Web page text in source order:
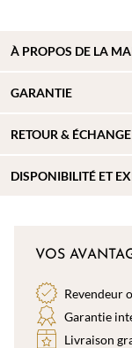
À PROPOS DE LA
GARANTIE
RETOUR & ÉCHANGE
DISPONIBILITÉ ET
VOS
Revendeur
Garantie
Livraison